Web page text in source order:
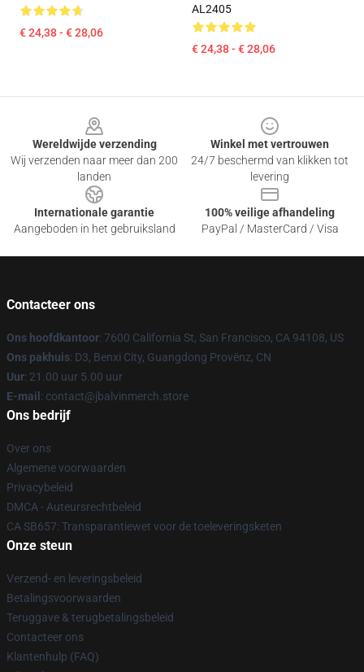
€ 24,38 - € 28,06
AL2405
€ 24,38 - € 28,06
Wereldwijde verzending
Wij verzenden naar meer dan 200
landen
Winkel met vertrouwen
24/7 beschermd van klikken tot
levering
Internationale garantie
Aangeboden in het gebruiksland
100% veilige afhandeling
PayPal / MasterCard / Visa
Contacteer ons
Ons hoofdkantoor: 7600 California St, San Francisco, CA 94108, US
Ons pakhuis: D3, Benxi City, Guangdong Provënz, CN
Uur: 21.00 uur 5.00 uur
E-mail : contact@jbalvinmerch.store
Ons bedrijf
Over ons
Algemene voorwaarden
Privacybeleid
DMCA - Auteursrechtbeleid
CA SB657: Transparantiewet voor de toeleveringsketen
Onze steun
Verzend- en leveringsbeleid
Betalingsvoorwaarden
Teruggave & terugbetalingsbeleid
Contacteer ons
Klantenhulp (FAQ)